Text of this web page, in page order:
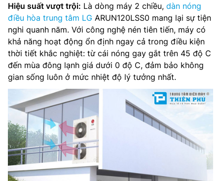
Hiệu suất vượt trội: Là dòng máy 2 chiều, dàn nóng
điều hòa trung tâm LG ARUN120LSS0 mang lại sự tiện
nghi quanh năm. Với công nghệ nén tiên tiến, máy có
khả năng hoạt động ổn định ngay cả trong điều kiện
thời tiết khắc nghiệt: từ cái nóng gay gắt trên 45 độ C
đến mùa đông lạnh giá dưới 0 độ C, đảm bảo không
gian sống luôn ở mức nhiệt độ lý tưởng nhất.